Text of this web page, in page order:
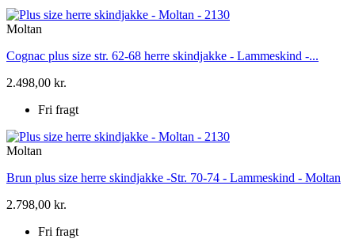
Moltan
Cognac plus size str. 62-68 herre skindjakke - Lammeskind -...
2.498,00 kr.
Fri fragt
Moltan
Brun plus size herre skindjakke -Str. 70-74 - Lammeskind - Moltan
2.798,00 kr.
Fri fragt